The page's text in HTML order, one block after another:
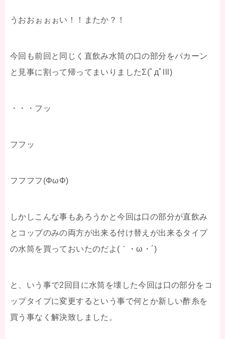
うおおぉぉぉい！！またか？！
今回も前回と同じく直飲み水筒の口の部分をパカーン
と見事に割って帰ってまいりましたΣ(ﾟдﾟlll)
・・・フッ
フフッ
フフフフ(ΦωΦ)
しかしこんな事もあろうかと今回は口の部分が直飲み
とコップのみの両方が出来る付け替えが出来るタイプ
の水筒を買っておいたのだよ(｀・ω・´)
と、いう事で2回目に水筒を壊した今回は口の部分をコ
ップタイプに変更するという事で何とか新しい酢糸を
買う事なく解決致しました。